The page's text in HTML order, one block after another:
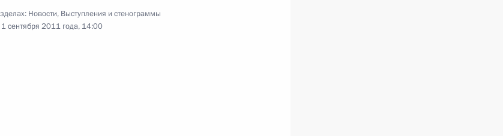
службу
Новости, Выступления и стенограммы
1 сентября 2011 года, 14:00